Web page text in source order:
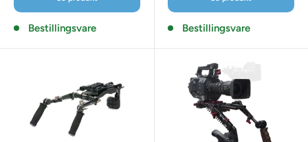
Bestillingsvare Bestillingsvare